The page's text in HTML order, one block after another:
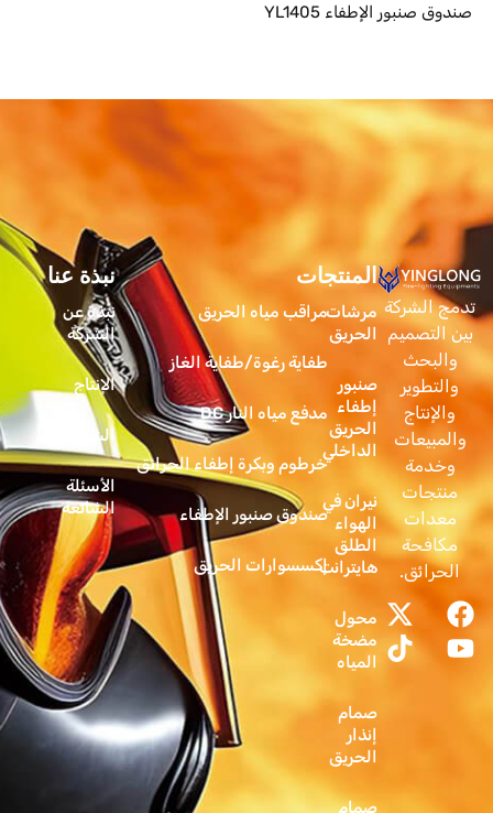
صندوق صنبور الإطفاء YL1405
تدمج الشركة
بين التصميم
والبحث
والتطوير
والإنتاج
والمبيعات
وخدمة
منتجات
معدات
مكافحة
الحرائق.
المنتجات
مرشات
الحريق
صنبور
إطفاء
الحريق
الداخلي
نيران في
الهواء
الطلق
هايترانت
محول
مضخة
المياه
صمام
إنذار
الحريق
صمام
المنتجات
مراقب مياه الحريق
طفاية رغوة/طفاية الغاز
مدفع مياه النار DC
خرطوم وبكرة إطفاء الحرائق
صندوق صنبور الإطفاء
إكسسوارات الحريق
نبذة عنا
نبذة عن
الشركة
الإنتاج
الشهادات
الأسئلة
الشائعة